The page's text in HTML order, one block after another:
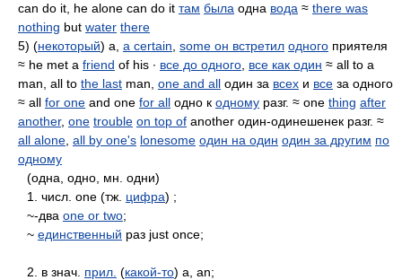
can do it, he alone can do it там была одна вода ≈ there was
nothing but water there
5) (некоторый) a, a certain some он встретил одного приятеля
≈ he met a friend of his ∙ все до одного все как один ≈ all to a
man, all to the last man, one and all один за всех и все за одного
≈ all for one and one for all одно к одному разг. ≈ one thing after
another, one trouble on top of another один-одинешенек разг. ≈
all alone all by one's lonesome один на один один за другим по
одному
(одна, одно, мн. одни)
1. числ. one (тж. цифра) ;
~-два one or two;
~ единственный раз just once;
2. в знач. прил. (какой-то) a, an;